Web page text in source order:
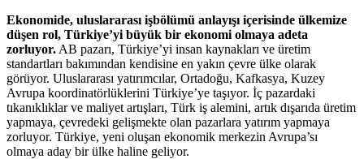
Ekonomide, uluslararası işbölümü anlayışı içerisinde ülkemize
düşen rol, Türkiye’yi büyük bir ekonomi olmaya adeta
zorluyor. AB pazarı, Türkiye’yi insan kaynakları ve üretim
standartları bakımından kendisine en yakın çevre ülke olarak
görüyor. Uluslararası yatırımcılar, Ortadoğu, Kafkasya, Kuzey
Avrupa koordinatörlüklerini Türkiye’ye taşıyor. İç pazardaki
tıkanıklıklar ve maliyet artışları, Türk iş alemini, artık dışarıda üretim
yapmaya, çevredeki gelişmekte olan pazarlara yatırım yapmaya
zorluyor. Türkiye, yeni oluşan ekonomik merkezin Avrupa’sı
olmaya aday bir ülke haline geliyor.